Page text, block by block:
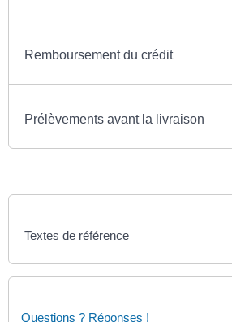
Remboursement du crédit
Prélèvements avant la livraison
Textes de référence
Questions ? Réponses !